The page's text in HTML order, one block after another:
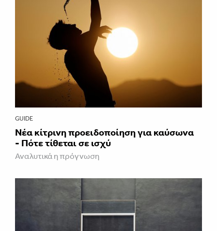
GUIDE
Νέα κίτρινη προειδοποίηση για καύσωνα
- Πότε τίθεται σε ισχύ
Αναλυτικά η πρόγνωση